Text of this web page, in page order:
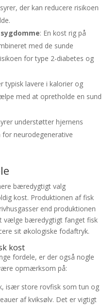
der kan reducere risikoen
: En kost rig på
med de sunde
for type 2-diabetes og
typisk lavere i kalorier og
med at opretholde en sund
understøtter hjernens
neurodegenerative
bæredygtigt valg
kost. Produktionen af fisk
end produktionen
vælge bæredygtigt fanget fisk
sit økologiske fodaftryk.
kost
fordele, er der også nogle
opmærksom på:
især store rovfisk som tun og
af kviksølv. Det er vigtigt